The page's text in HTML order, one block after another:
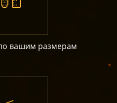
вашим размерам